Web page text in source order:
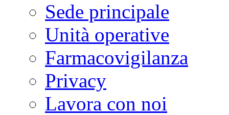
Sede principale
Unità operative
Farmacovigilanza
Privacy
Lavora con noi